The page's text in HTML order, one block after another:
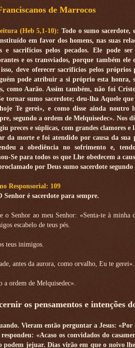
de Marrocos
(Heb 5,1-10):Todo o sumo sacerdote,
em favor dos homens, nas suas
e sacrifícios pelos pecados. Ele pode
e os transviados, porque também ele
deve oferecer sacrifícios pelos próprios
pode atribuir a si próprio esta honra,
como Aarão. Assim também, não foi
tornar sumo sacerdote; deu-lha Aquele
Te gerei», e como disse ainda noutro
segundo a ordem de Melquisedec». Nos
preces e súplicas, com grandes clamores
da morte e foi atendido por causa da sua
a obediência no sofrimento e,
Se para todos os que Lhe obedecem a
por Deus sumo sacerdote
Responsorial: 109
Senhor é sacerdote para sempre.
o Senhor ao meu Senhor: «Senta-te à minha
escabelo de teus pés.
teus inimigos.
antes da aurora, como orvalho, Eu te gerei».
a ordem de Melquisedec».
os pensamentos e intenções
Vieram então perguntar a Jesus: «Por
«Acaso os convidados do
podem jejuar. Dias virão em que o noivo